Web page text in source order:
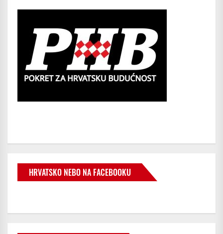
HRVATSKO NEBO NA FACEBOOKU